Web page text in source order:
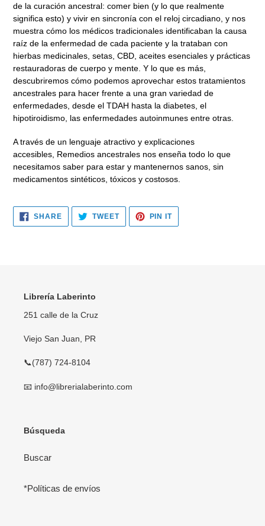
de la curación ancestral: comer bien (y lo que realmente
significa esto) y vivir en sincronía con el reloj circadiano, y nos
muestra cómo los médicos tradicionales identificaban la causa
raíz de la enfermedad de cada paciente y la trataban con
hierbas medicinales, setas, CBD, aceites esenciales y prácticas
restauradoras de cuerpo y mente. Y lo que es más,
descubriremos cómo podemos aprovechar estos tratamientos
ancestrales para hacer frente a una gran variedad de
enfermedades, desde el TDAH hasta la diabetes, el
hipotiroidismo, las enfermedades autoinmunes entre otras.
A través de un lenguaje atractivo y explicaciones
accesibles, Remedios ancestrales nos enseña todo lo que
necesitamos saber para estar y mantenernos sanos, sin
medicamentos sintéticos, tóxicos y costosos.
SHARESHARE
FACEBOOK
TWEETTWEET
TWITTER
PIN ITPIN
PINTEREST
Librería Laberinto
251 calle de la Cruz
Viejo San Juan, PR
📞(787) 724-8104
📧 info@librerialaberinto.com
Búsqueda
Buscar
*Políticas de envíos